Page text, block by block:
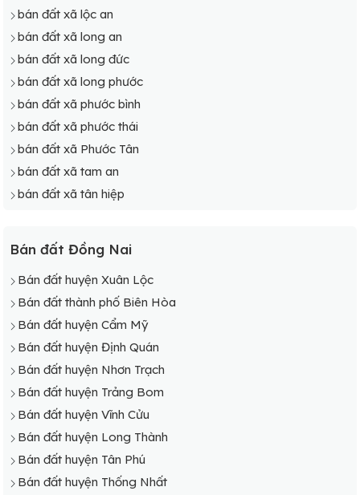
bán đất xã lộc an
bán đất xã long an
bán đất xã long đức
bán đất xã long phước
bán đất xã phước bình
bán đất xã phước thái
bán đất xã Phước Tân
bán đất xã tam an
bán đất xã tân hiệp
Bán đất Đồng Nai
Bán đất huyện Xuân Lộc
Bán đất thành phố Biên Hòa
Bán đất huyện Cẩm Mỹ
Bán đất huyện Định Quán
Bán đất huyện Nhơn Trạch
Bán đất huyện Trảng Bom
Bán đất huyện Vĩnh Cửu
Bán đất huyện Long Thành
Bán đất huyện Tân Phú
Bán đất huyện Thống Nhất